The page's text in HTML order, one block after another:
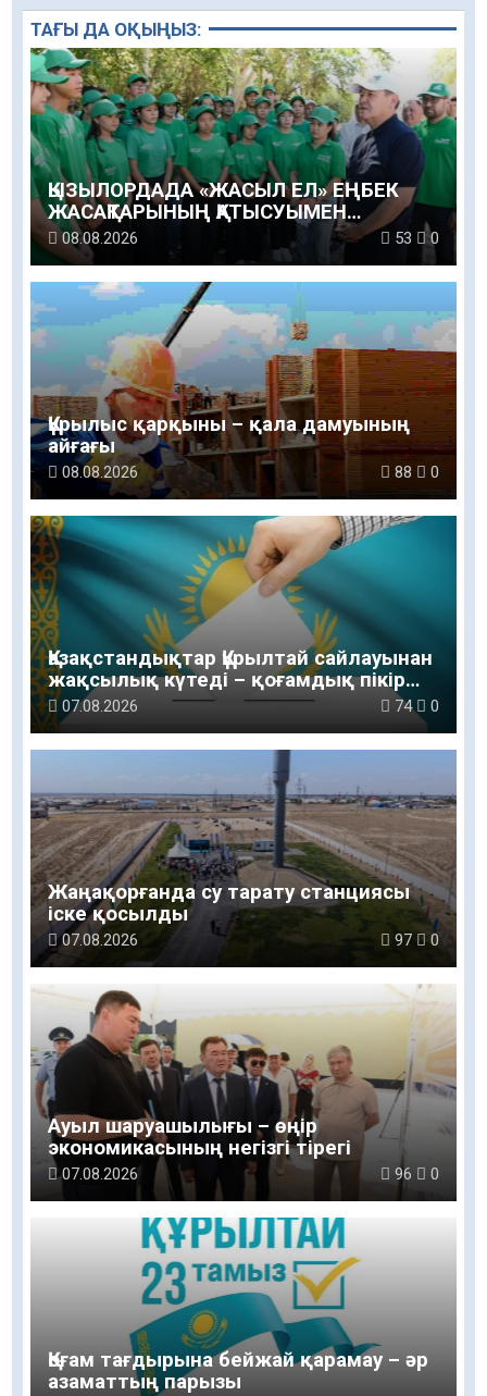
ТАҒЫ ДА ОҚЫҢЫЗ:
ҚЫЗЫЛОРДАДА «ЖАСЫЛ ЕЛ» ЕҢБЕК
ЖАСАҚТАРЫНЫҢ ҚАТЫСУЫМЕН
ЭКОЛОГИЯЛЫҚ СЕНБІЛІК ӨТТІ
08.08.2026 53 0
Құрылыс қарқыны – қала дамуының
айғағы
08.08.2026 88 0
Қазақстандықтар Құрылтай сайлауынан
жақсылық күтеді – қоғамдық пікір
зерттеуі
07.08.2026 74 0
Жаңақорғанда су тарату станциясы
іске қосылды
07.08.2026 97 0
Ауыл шаруашылығы – өңір
экономикасының негізгі тірегі
07.08.2026 96 0
Қоғам тағдырына бейжай қарамау – әр
азаматтың парызы